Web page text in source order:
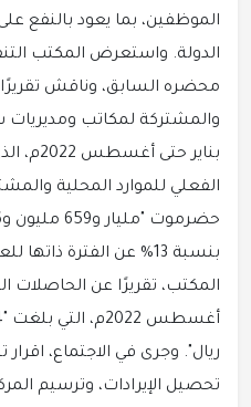
الموظفين، بما يعود بالنفع
الدولة. واستعرض المكتب
محضره السابق، وناقش تقريرًا
والمشتركة لمكاتب
بناير
الفعلي للموارد المحلية
بنسبة 13% عن الفترة
المكتب، تقريرًا عن الحاصلات
ريال". وجرى في الاجتماع،
تحصيل الإيرادات، وترسيم